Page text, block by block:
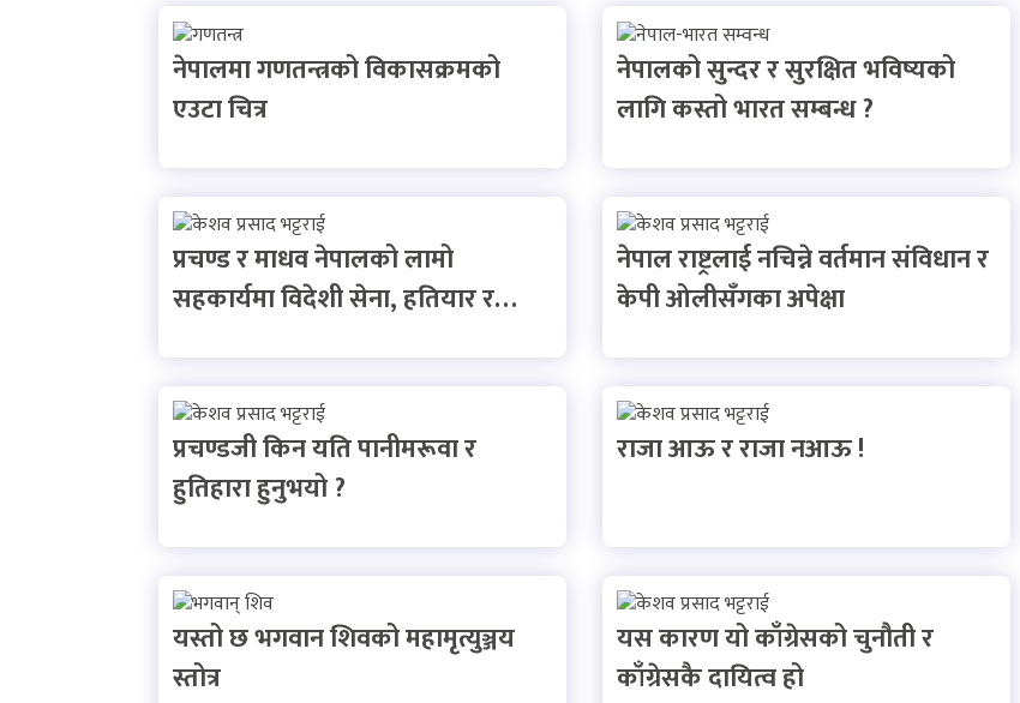
नेपालमा गणतन्त्रको विकासक्रमको
एउटा चित्र
नेपालको सुन्दर र सुरक्षित भविष्यको
लागि कस्तो भारत सम्बन्ध ?
प्रचण्ड र माधव नेपालको लामो
सहकार्यमा विदेशी सेना, हतियार र…
नेपाल राष्ट्रलाई नचिन्ने वर्तमान संविधान र
केपी ओलीसँगका अपेक्षा
प्रचण्डजी किन यति पानीमरूवा र
हुतिहारा हुनुभयो ?
राजा आऊ र राजा नआऊ !
यस्तो छ भगवान शिवको महामृत्युञ्जय
स्तोत्र
यस कारण यो काँग्रेसको चुनौती र
काँग्रेसकै दायित्व हो